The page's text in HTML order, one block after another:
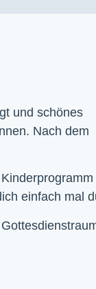
und schönes
Nach dem
einfach mal